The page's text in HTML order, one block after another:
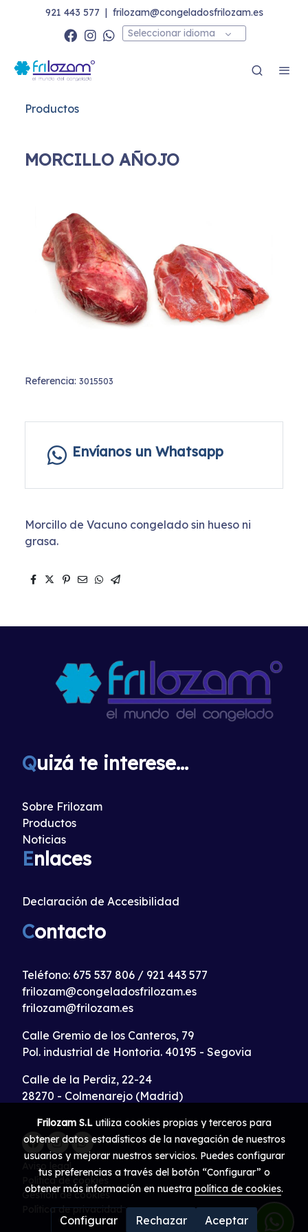
921 443 577 | frilozam@congeladosfrilozam.es
Seleccionar idioma
Productos
MORCILLO AÑOJO
Referencia: 3015503
Envíanos un Whatsapp
Morcillo de Vacuno congelado sin hueso ni
grasa.
Quizá te interese...
Sobre Frilozam
Productos
Noticias
Enlaces
Declaración de Accesibilidad
Contacto
Teléfono: 675 537 806 / 921 443 577
frilozam@congeladosfrilozam.es
frilozam@frilozam.es
Calle Gremio de los Canteros, 79
Pol. industrial de Hontoria. 40195 - Segovia
Calle de la Perdiz, 22-24
28270 - Colmenarejo (Madrid)
Aviso legal
Política de cookies
Gestión de cookies
Política de privacidad
Frilozam S.L utiliza cookies propias y terceros para
obtener datos estadísticos de la navegación de nuestros
usuarios y mejorar nuestros servicios. Puedes configurar
tus preferencias a través del botón “Configurar” o
obtener más información en nuestra política de cookies.
Configurar Rechazar Aceptar